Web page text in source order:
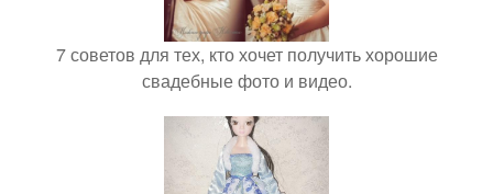
7 советов для тех, кто хочет получить хорошие
свадебные фото и видео.